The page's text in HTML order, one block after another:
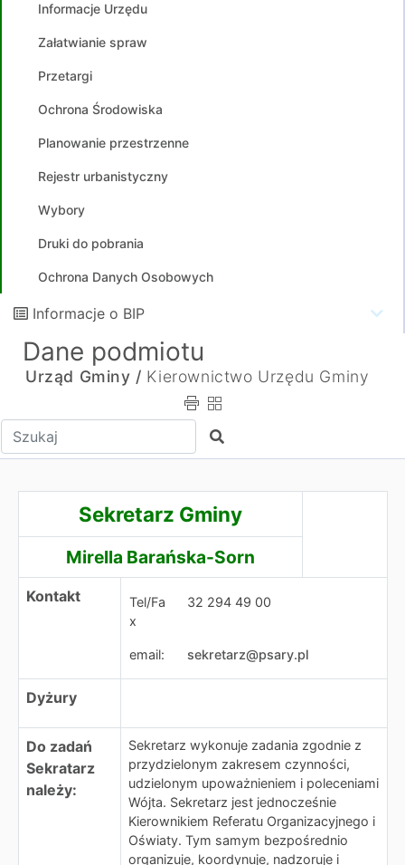
Informacje Urzędu
Załatwianie spraw
Przetargi
Ochrona Środowiska
Planowanie przestrzenne
Rejestr urbanistyczny
Wybory
Druki do pobrania
Ochrona Danych Osobowych
Informacje o BIP
Dane podmiotu
Urząd Gminy / Kierownictwo Urzędu Gminy
Wpisz tekst do wyszukania Szukaj
Sekretarz Gminy
Mirella Barańska-Sorn
Kontakt
Tel/Fa
x
32 294 49 00
email: sekretarz@psary.pl
Dyżury
Do zadań
Sekratarz
należy:
Sekretarz wykonuje zadania zgodnie z
przydzielonym zakresem czynności,
udzielonym upoważnieniem i poleceniami
Wójta. Sekretarz jest jednocześnie
Kierownikiem Referatu Organizacyjnego i
Oświaty. Tym samym bezpośrednio
organizuje, koordynuje, nadzoruje i